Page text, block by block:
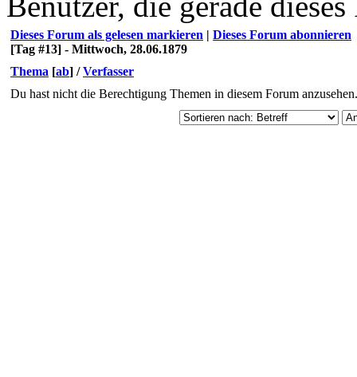
Dieses Forum als gelesen markieren | Dieses Forum abonnieren
[Tag #13] - Mittwoch, 28.06.1879
Thema [ab] /Verfasser
Du hast nicht die Berechtigung Themen in diesem Forum anzusehen.